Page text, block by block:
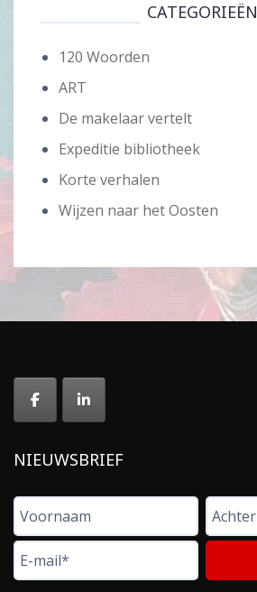
CATEGORIEËN
120 Woorden
ART
De makelaar vertelt
Expeditie bibliotheek
Korte verhalen
Wijzen naar het Oosten
NIEUWSBRIEF